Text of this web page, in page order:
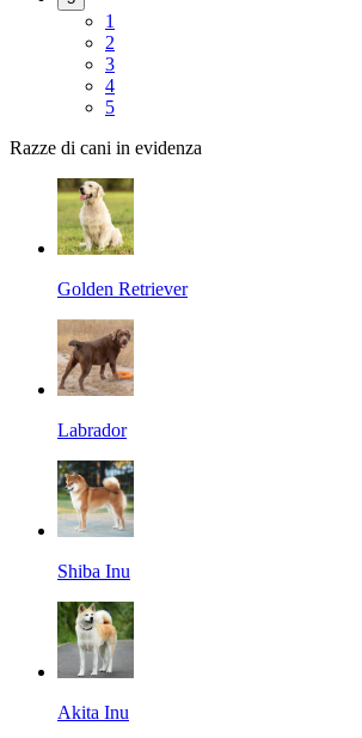
1
2
3
4
5
Razze di cani in evidenza
Golden Retriever
Labrador
Shiba Inu
Akita Inu